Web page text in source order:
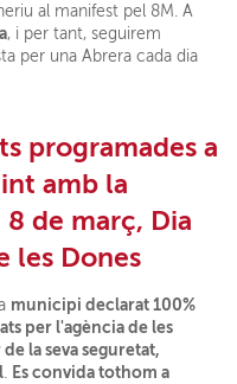
al manifest pel 8M. A
, i per tant, seguirem
per una Abrera cada dia
programades a
amb la
de març, Dia
les Dones
municipi declarat 100%
per l'agència de les
la seva seguretat,
. Es convida tothom a